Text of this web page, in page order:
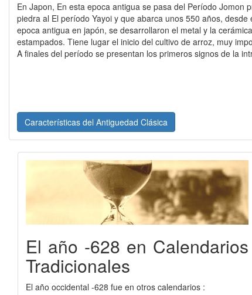
En Japon, En esta epoca antigua se pasa del Período Jomon
piedra al El período Yayoi y que abarca unos 550 años,
epoca antigua en japón, se desarrollaron el metal y la
estampados. Tiene lugar el inicio del cultivo de arroz, muy
A finales del período se presentan los primeros signos de la
Características del Antiguedad Clásica
El año -628 en Calendarios
Tradicionales
El año occidental -628 fue en otros calendarios :